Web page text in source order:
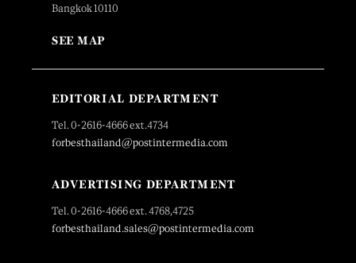
Bangkok 10110
SEE MAP
EDITORIAL DEPARTMENT
Tel. 0-2616-4666 ext.4734
forbesthailand@postintermedia.com
ADVERTISING DEPARTMENT
Tel. 0-2616-4666 ext. 4768,4725
forbesthailand.sales@postintermedia.com